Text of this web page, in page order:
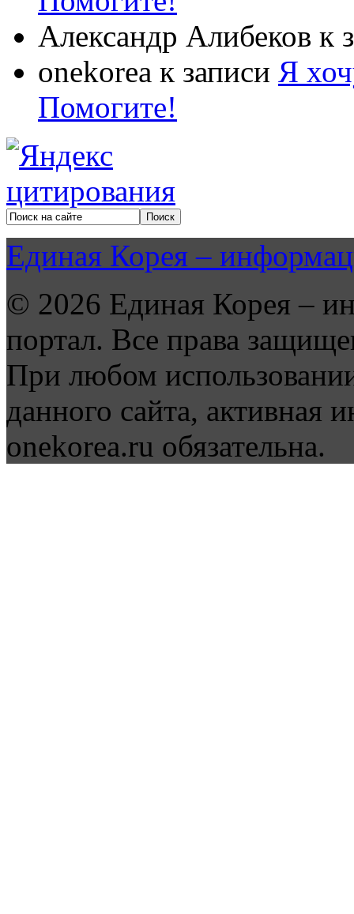
Александр Алибеков к
onekorea к записи Я
Помогите!
Единая Корея –
© 2026 Единая Корея –
портал. Все права
При любом
данного сайта, активная
onekorea.ru обязательна.